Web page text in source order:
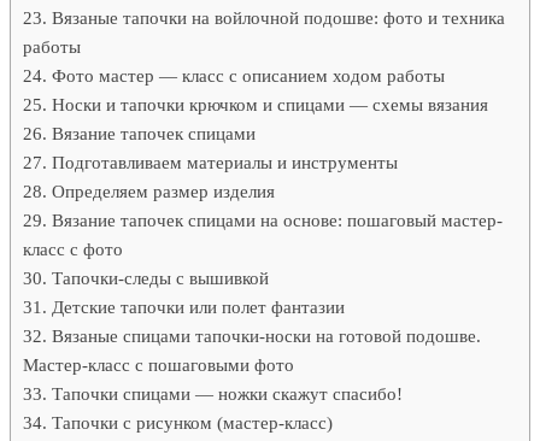
Вязаные тапочки на войлочной подошве: фото и техника
работы
Фото мастер — класс с описанием ходом работы
Носки и тапочки крючком и спицами — схемы вязания
Вязание тапочек спицами
Подготавливаем материалы и инструменты
Определяем размер изделия
Вязание тапочек спицами на основе: пошаговый мастер-
класс с фото
Тапочки-следы с вышивкой
Детские тапочки или полет фантазии
Вязаные спицами тапочки-носки на готовой подошве.
Мастер-класс с пошаговыми фото
Тапочки спицами — ножки скажут спасибо!
Тапочки с рисунком (мастер-класс)